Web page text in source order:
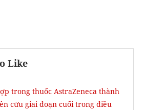
Like
trong thuốc AstraZeneca thành
cứu giai đoạn cuối trong điều